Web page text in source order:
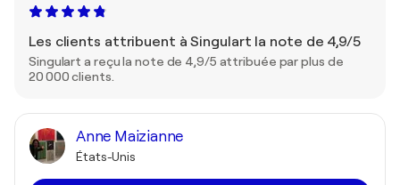
Les clients attribuent à Singulart la note de 4,9/5
Singulart a reçu la note de 4,9/5 attribuée par plus de
20 000 clients.
Anne Maizianne
États-Unis